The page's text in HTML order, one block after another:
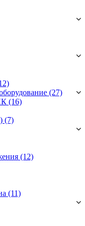
(27)
(16)
(7)
(12)
(11)